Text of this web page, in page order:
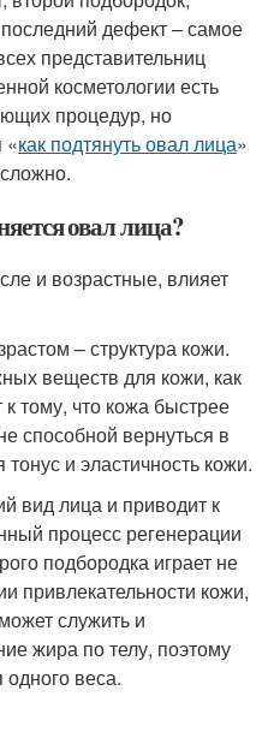
дефект – самое
представительниц
косметологии есть
процедур, но
«как подтянуть овал лица»
овал лица?
и возрастные, влияет
– структура кожи.
веществ для кожи, как
тому, что кожа быстрее
способной вернуться в
и эластичность кожи.
вид лица и приводит к
процесс регенерации
подбородка играет не
привлекательности кожи,
служить и
жира по телу, поэтому
веса.